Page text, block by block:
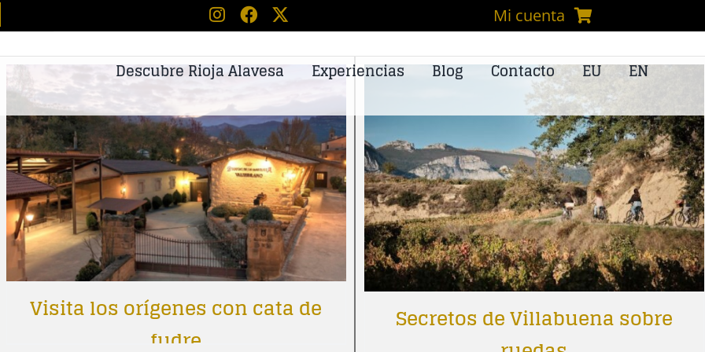
Mi cuenta
Descubre Rioja Alavesa Experiencias Blog Contacto EU EN
Visita los orígenes con cata de
fudre
Secretos de Villabuena sobre